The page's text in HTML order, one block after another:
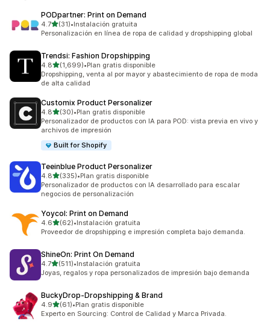
PODpartner: Print on Demand
4.7de 5 estrellas
(31)
31 reseñas en total
•Instalación gratuita
Personalización en línea de ropa de calidad y dropshipping global
Trendsi: Fashion Dropshipping
4.8de 5 estrellas
(1,699)
1699 reseñas en total
•Plan gratis disponible
Dropshipping, venta al por mayor y abastecimiento de ropa de moda
de alta calidad
Customix Product Personalizer
4.8de 5 estrellas
(30)
30 reseñas en total
•Plan gratis disponible
Personalizador de productos con IA para POD: vista previa en vivo y
archivos de impresión
Built for Shopify
Teeinblue Product Personalizer
4.8de 5 estrellas
(335)
335 reseñas en total
•Plan gratis disponible
Personalizador de productos con IA desarrollado para escalar
negocios de personalización
Yoycol: Print on Demand
4.6de 5 estrellas
(62)
62 reseñas en total
•Instalación gratuita
Proveedor de dropshipping e impresión completa bajo demanda.
ShineOn: Print On Demand
4.7de 5 estrellas
(511)
511 reseñas en total
•Instalación gratuita
Joyas, regalos y ropa personalizados de impresión bajo demanda
BuckyDrop‑Dropshipping & Brand
4.9de 5 estrellas
(61)
61 reseñas en total
•Plan gratis disponible
Experto en Sourcing: Control de Calidad y Marca Privada.